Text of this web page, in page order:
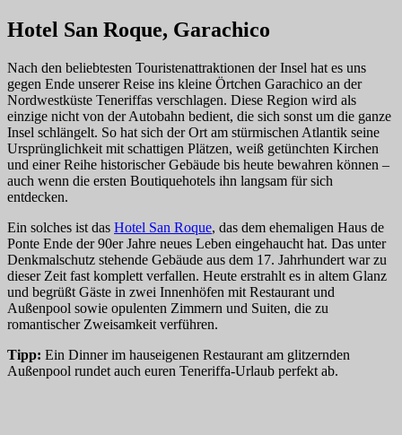
Hotel San Roque, Garachico
Nach den beliebtesten Touristenattraktionen der Insel hat es uns
gegen Ende unserer Reise ins kleine Örtchen Garachico an der
Nordwestküste Teneriffas verschlagen. Diese Region wird als
einzige nicht von der Autobahn bedient, die sich sonst um die ganze
Insel schlängelt. So hat sich der Ort am stürmischen Atlantik seine
Ursprünglichkeit mit schattigen Plätzen, weiß getünchten Kirchen
und einer Reihe historischer Gebäude bis heute bewahren können –
auch wenn die ersten Boutiquehotels ihn langsam für sich
entdecken.
Ein solches ist das Hotel San Roque, das dem ehemaligen Haus de
Ponte Ende der 90er Jahre neues Leben eingehaucht hat. Das unter
Denkmalschutz stehende Gebäude aus dem 17. Jahrhundert war zu
dieser Zeit fast komplett verfallen. Heute erstrahlt es in altem Glanz
und begrüßt Gäste in zwei Innenhöfen mit Restaurant und
Außenpool sowie opulenten Zimmern und Suiten, die zu
romantischer Zweisamkeit verführen.
Tipp: Ein Dinner im hauseigenen Restaurant am glitzernden
Außenpool rundet auch euren Teneriffa-Urlaub perfekt ab.